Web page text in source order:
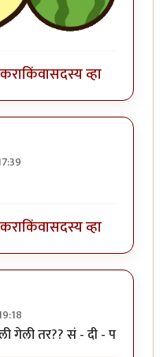
किंवासदस्य व्हा
किंवासदस्य व्हा
गेली तर?? सं - दी - प